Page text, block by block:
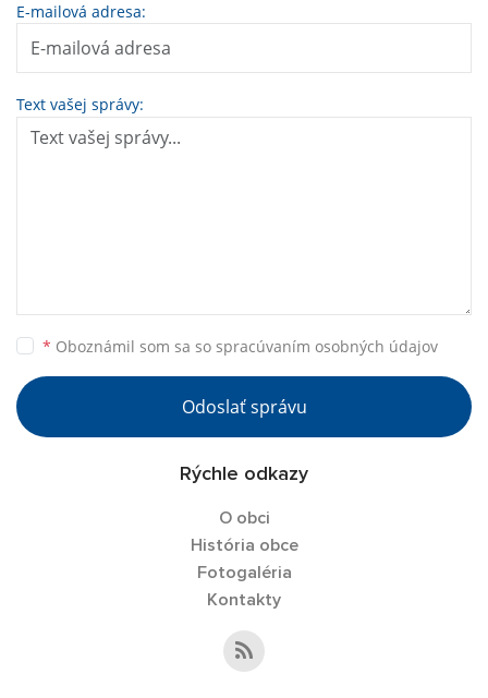
E-mailová adresa:
Text vašej správy:
* Oboznámil som sa so spracúvaním osobných údajov
Odoslať správu
Rýchle odkazy
O obci
História obce
Fotogaléria
Kontakty